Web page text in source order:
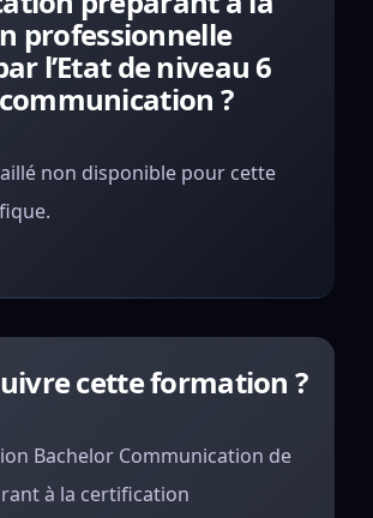
professionnelle
l’Etat de niveau 6
?
non disponible pour cette
cette formation ?
Bachelor Communication de
à la certification